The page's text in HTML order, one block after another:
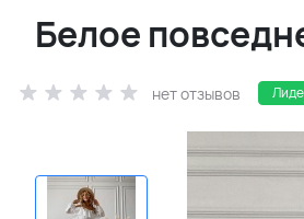
Белое
нет отзывов